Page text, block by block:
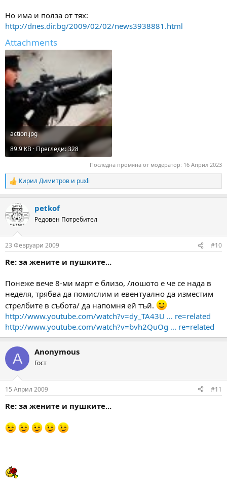
Но има и полза от тях:
http://dnes.dir.bg/2009/02/02/news3938881.html
Attachments
action.jpg
89.9 KB · Прегледи: 328
Последна промяна от модератор: 16 Април 2023
R
e
t
s
Кирил Димитров и puxli
petkof
Редовен Потребител
23 Февруари 2009 #10
Re: за жените и пушките...
Понеже вече 8-ми март е близо, /лошото е че се нада в
неделя, трябва да помислим и евентуално да изместим
стрелбите в събота/ да напомня ей тъй.
http://www.youtube.com/watch?v=dy_TA43U ... re=related
http://www.youtube.com/watch?v=bvh2QuOg ... re=related
A Anonymous
Гост
15 Април 2009 #11
Re: за жените и пушките...